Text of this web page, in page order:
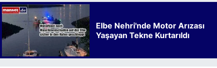
Elbe Nehri'nde Motor Arızası
Yaşayan Tekne Kurtarıldı